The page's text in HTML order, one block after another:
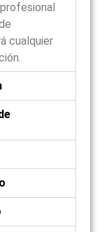
cualquier